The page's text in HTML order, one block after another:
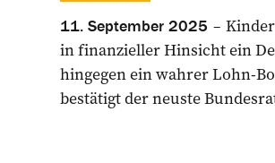
11. September 2025
in ­finanzieller Hinsicht ein
hingegen ein wahrer ­Lohn-
bestätigt der neuste